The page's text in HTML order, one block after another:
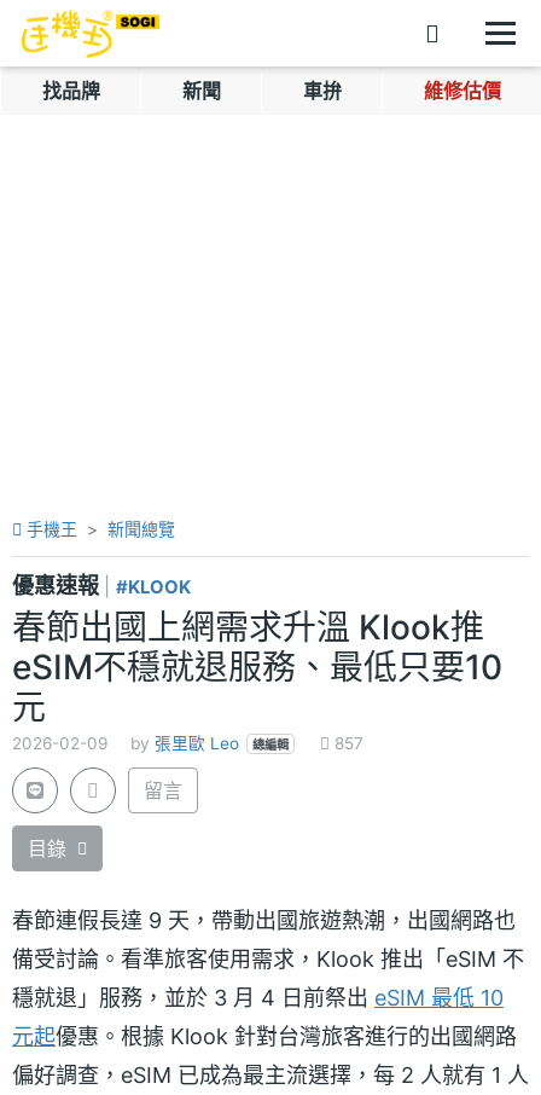
找品牌 新聞 車拚 維修估價
手機王 新聞總覽
優惠速報 #KLOOK
春節出國上網需求升溫 Klook推
eSIM不穩就退服務、最低只要10
元
2026-02-09 by 張里歐 Leo 總編輯 857
留言
目錄
春節連假長達 9 天，帶動出國旅遊熱潮，出國網路也
備受討論。看準旅客使用需求，Klook 推出「eSIM 不
穩就退」服務，並於 3 月 4 日前祭出 eSIM 最低 10
元起優惠。根據 Klook 針對台灣旅客進行的出國網路
偏好調查，eSIM 已成為最主流選擇，每 2 人就有 1 人